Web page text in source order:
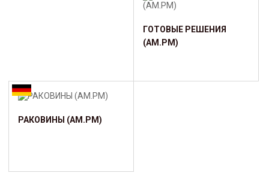
ГОТОВЫЕ РЕШЕНИЯ
(AM.PM)
РАКОВИНЫ (AM.PM)